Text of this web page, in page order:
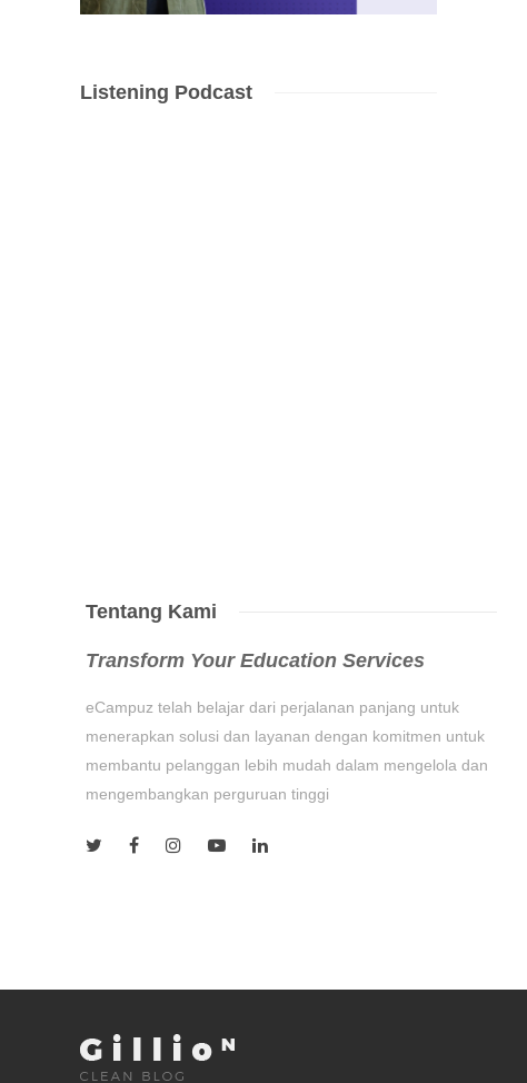
Listening Podcast
Tentang Kami
Transform Your Education Services
eCampuz telah belajar dari perjalanan panjang untuk
menerapkan solusi dan layanan dengan komitmen untuk
membantu pelanggan lebih mudah dalam mengelola dan
mengembangkan perguruan tinggi